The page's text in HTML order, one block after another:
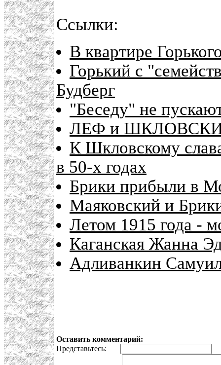
Ссылки:
В квартире
Горький с
Будберг
"Беседу" не
ЛЕФ и
К Шкловскому
в 50-х годах
Брики прибыли в
Маяковский и
Летом 1915 года -
Каганская Жанна
Адливанкин
Оставить комментарий:
Представьтесь: